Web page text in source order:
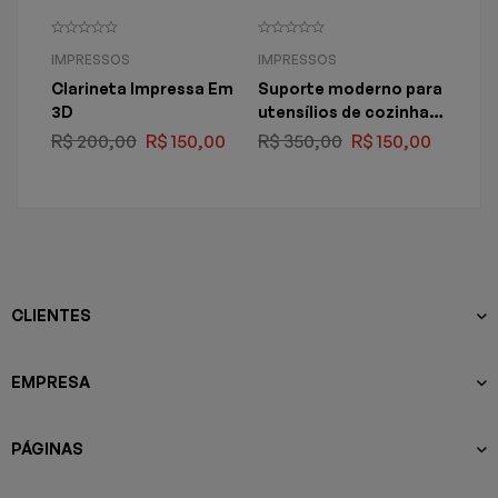
IMPRESSOS
Clarineta Impressa Em
3D
R$200,00 R$ 150,00
IMPRESSOS
Suporte moderno para
utensílios de cozinha
com três recipientes
R$350,00 R$ 150,00
CLIENTES
EMPRESA
PÁGINAS